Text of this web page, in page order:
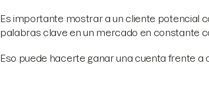
Es importante mostrar a un cliente potencial
palabras clave en un mercado en constante
Eso puede hacerte ganar una cuenta frente a